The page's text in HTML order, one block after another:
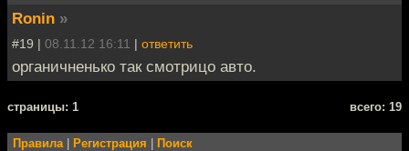
Ronin »
#19 | 08.11.12 16:11 | ответить
органичненько так смотрицо авто.
cтраницы: 1 всего: 19
Правила Регистрация Поиск